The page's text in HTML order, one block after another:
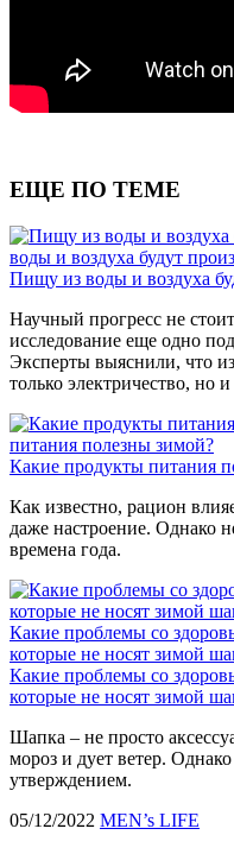
ЕЩЕ ПО ТЕМЕ
воды и воздуха будут
Пищу из воды и воздуха
Научный прогресс не
исследование еще одно
Эксперты выяснили, что
только электричество, но
питания полезны зимой?
Какие продукты питания
Как известно, рацион
даже настроение. Однако
времена года.
Какие проблемы со
которые не носят зимой
Какие проблемы со
которые не носят зимой
Шапка – не просто
мороз и дует ветер.
утверждением.
05/12/2022 MEN’s LIFE